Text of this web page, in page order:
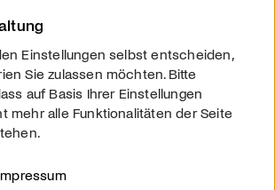
Einstellungen selbst entscheiden,
Sie zulassen möchten. Bitte
auf Basis Ihrer Einstellungen
mehr alle Funktionalitäten der Seite